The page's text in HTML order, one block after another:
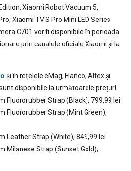
Xiaomi Robot Vacuum 5,
Xiaomi TV S Pro Mini LED Series
C701 vor fi disponibile în perioada
prin canalele oficiale Xiaomi și la
și în rețelele eMag, Flanco, Altex și
disponibile la următoarele prețuri:
Fluororubber Strap (Black), 799,99 lei
Fluororubber Strap (Mint Green),
Leather Strap (White), 849,99 lei
Milanese Strap (Sunset Gold),